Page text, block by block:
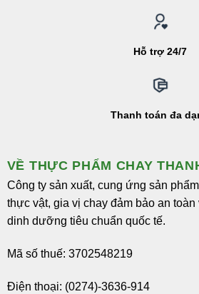
Hỗ trợ 24/7
Thanh toán đa
VỀ THỰC PHẨM CHAY
Công ty sản xuất, cung ứng sản
thực vật, gia vị chay đảm bảo an
dinh dưỡng tiêu chuẩn quốc tế.
Mã số thuế: 3702548219
Điện thoại: (0274)-3636-914